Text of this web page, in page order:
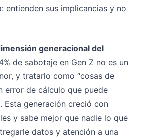
entienden sus implicancias y no
generacional del
de sabotaje en Gen Z no es un
y tratarlo como “cosas de
error de cálculo que puede
Esta generación creció con
y sabe mejor que nadie lo que
datos y atención a una